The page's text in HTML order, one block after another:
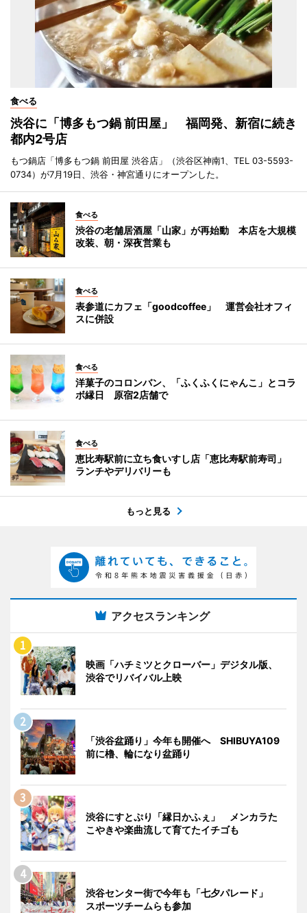
食べる
渋谷に「博多もつ鍋 前田屋」 福岡発、新宿に続き
都内2号店
もつ鍋店「博多もつ鍋 前田屋 渋谷店」（渋谷区神南1、TEL 03-5593-
0734）が7月19日、渋谷・神宮通りにオープンした。
食べる
渋谷の老舗居酒屋「山家」が再始動 本店を大規模
改装、朝・深夜営業も
食べる
表参道にカフェ「goodcoffee」 運営会社オフィ
スに併設
食べる
洋菓子のコロンバン、「ふくふくにゃんこ」とコラ
ボ縁日 原宿2店舗で
食べる
恵比寿駅前に立ち食いすし店「恵比寿駅前寿司」
ランチやデリバリーも
もっと見る
アクセスランキング
映画「ハチミツとクローバー」デジタル版、
渋谷でリバイバル上映
「渋谷盆踊り」今年も開催へ SHIBUYA109
前に櫓、輪になり盆踊り
渋谷にすとぷり「縁日かふぇ」 メンカラた
こやきや楽曲流して育てたイチゴも
渋谷センター街で今年も「七夕パレード」
スポーツチームらも参加